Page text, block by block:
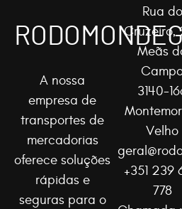
A nossa
empresa de
transportes de
mercadorias
oferece soluções
rápidas e
seguras para o
Rua do
Cruzeiro,
Meãs
3140-
Velho
+351 239
778